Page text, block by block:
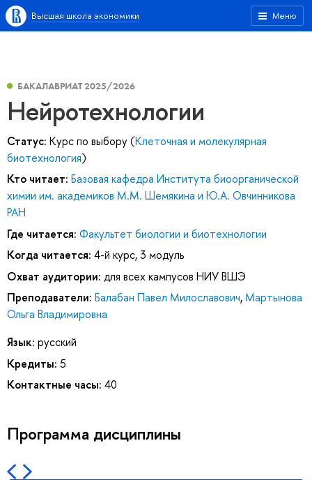
Меню
Высшая школа экономики
БАКАЛАВРИАТ 2025/2026
Нейротехнологии
Статус: Курс по выбору (Клеточная и молекулярная
биотехнология)
Кто читает: Базовая кафедра Института биоорганической
химии им. академиков М.М. Шемякина и Ю.А. Овчинникова
РАН
Где читается: Факультет биологии и биотехнологии
Когда читается: 4-й курс, 3 модуль
Охват аудитории: для всех кампусов НИУ ВШЭ
Преподаватели: Балабан Павел Милославович, Мартынова
Ольга Владимировна
Язык: русский
Кредиты: 5
Контактные часы: 40
Программа дисциплины